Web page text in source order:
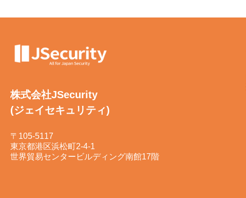
株式会社JSecurity
(ジェイセキュリティ)
〒105-5117
東京都港区浜松町2-4-1
世界貿易センタービルディング南館17階